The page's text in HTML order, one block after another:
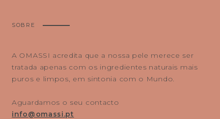
SOBRE
A OMASSI acredita que a nossa pele merece ser
tratada apenas com os ingredientes naturais mais
puros e limpos, em sintonia com o Mundo.
Aguardamos o seu contacto
info@omassi.pt